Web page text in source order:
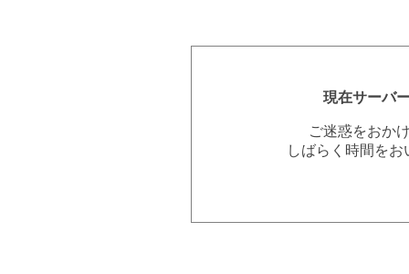
現在サーバ
ご迷惑をおか
しばらく時間を